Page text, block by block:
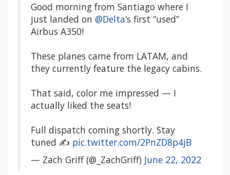
Good morning from Santiago where I
just landed on @Delta’s first “used”
Airbus A350!
These planes came from LATAM, and
they currently feature the legacy cabins.
That said, color me impressed — I
actually liked the seats!
Full dispatch coming shortly. Stay
tuned ✍️ pic.twitter.com/2PnZD8p4jB
— Zach Griff (@_ZachGriff) June 22, 2022